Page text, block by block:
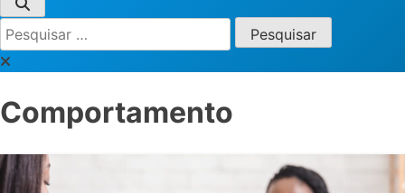
Pesquisar
por:
Comportamento